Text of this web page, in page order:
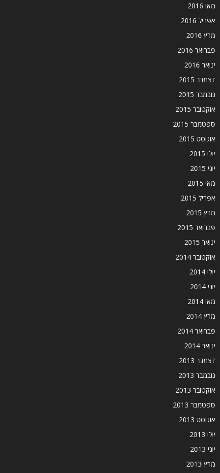
מאי 2016
אפריל 2016
מרץ 2016
פברואר 2016
ינואר 2016
דצמבר 2015
נובמבר 2015
אוקטובר 2015
ספטמבר 2015
אוגוסט 2015
יולי 2015
יוני 2015
מאי 2015
אפריל 2015
מרץ 2015
פברואר 2015
ינואר 2015
אוקטובר 2014
יולי 2014
יוני 2014
מאי 2014
מרץ 2014
פברואר 2014
ינואר 2014
דצמבר 2013
נובמבר 2013
אוקטובר 2013
ספטמבר 2013
אוגוסט 2013
יולי 2013
יוני 2013
מרץ 2013